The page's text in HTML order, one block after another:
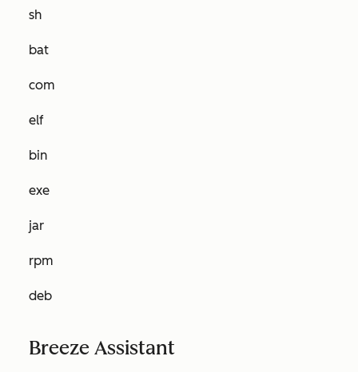
sh
bat
com
elf
bin
exe
jar
rpm
deb
Breeze Assistant